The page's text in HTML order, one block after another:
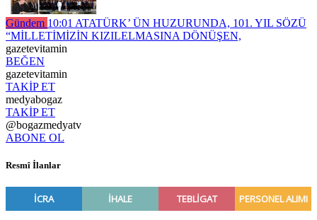
Gündem 10:01 ATATÜRK’ ÜN HUZURUNDA, 101. YIL SÖZÜ
“MİLLETİMİZİN KIZILELMASINA DÖNÜŞEN,
gazetevitamin
BEĞEN
gazetevitamin
TAKİP ET
medyabogaz
TAKİP ET
@bogazmedyatv
ABONE OL
Resmî İlanlar